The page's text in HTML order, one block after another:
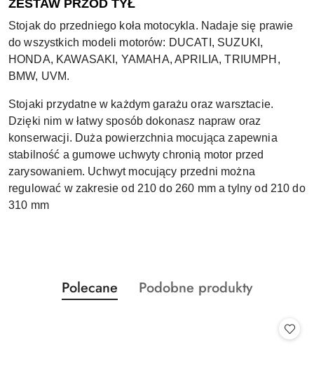
ZESTAW PRZÓD TYŁ
Stojak do przedniego koła motocykla. Nadaje się prawie
do wszystkich modeli motorów: DUCATI, SUZUKI,
HONDA, KAWASAKI, YAMAHA, APRILIA, TRIUMPH,
BMW, UVM.
Stojaki przydatne w każdym garażu oraz warsztacie.
Dzięki nim w łatwy sposób dokonasz napraw oraz
konserwacji. Duża powierzchnia mocująca zapewnia
stabilność a gumowe uchwyty chronią motor przed
zarysowaniem. Uchwyt mocujący przedni można
regulować w zakresie od 210 do 260 mm a tylny od 210 do
310 mm
Pomiń karuzelę produktów
Produkty
o
Polecane
Produkty
Podobne produkty